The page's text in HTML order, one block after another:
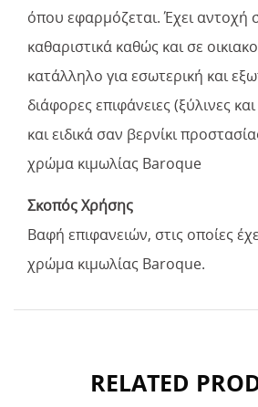
όπου εφαρμόζεται. Έχει αντοχή
καθαριστικά καθώς και σε
κατάλληλο για εσωτερική και
διάφορες επιφάνειες (ξύλινες
και ειδικά σαν βερνίκι
χρώμα κιμωλίας Baroque
Σκοπός Χρήσης
Βαφή επιφανειών, στις οποίες
χρώμα κιμωλίας Baroque.
RELATED